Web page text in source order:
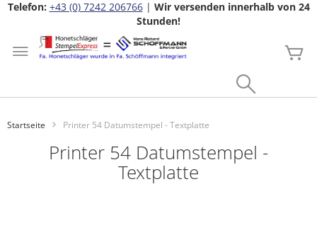
Telefon: +43 (0) 7242 206766| Wir versenden innerhalb von 24
Stunden!
Zum
Inhalt
springen
Startseite Printer 54 Datumstempel - Textplatte
Printer 54 Datumstempel -
Textplatte